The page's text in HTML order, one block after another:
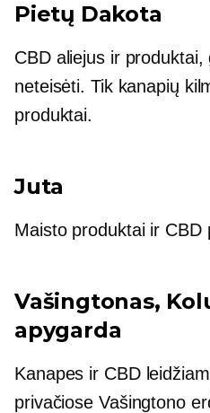
Pietų Dakota
CBD aliejus ir
neteisėti. Tik kanapių
produktai.
Juta
Maisto produktai ir CBD
Vašingtonas,
apygarda
Kanapes ir CBD
privačiose Vašingtono